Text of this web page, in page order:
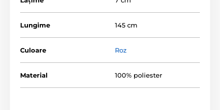
Lungime 145 cm
Culoare Roz
Material 100% poliester